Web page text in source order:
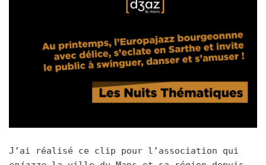
J’ai réalisé ce clip pour l’association qui